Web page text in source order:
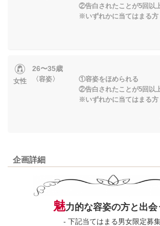
②告白されたことが5回以上
※いずれかに当てはまる方
女性
26〜35歳
〈容姿〉 ①容姿をほめられる
②告白されたことが5回以上
※いずれかに当てはまる方
企画詳細
魅力的な容姿の方と出会
- 下記当てはまる男女限定募